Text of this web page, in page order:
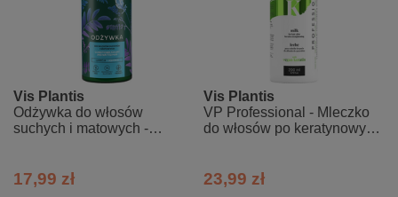
Vis Plantis
Odżywka do włosów
suchych i matowych -
17,99 zł
Vis Plantis
VP Professional - Mleczko
do włosów po keratynowym
23,99 zł